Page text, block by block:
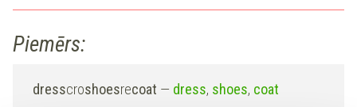
Piemērs:
dresscroshoesrecoat — dress, shoes, coat